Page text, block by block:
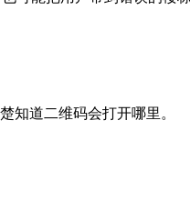
知道二维码会打开哪里。